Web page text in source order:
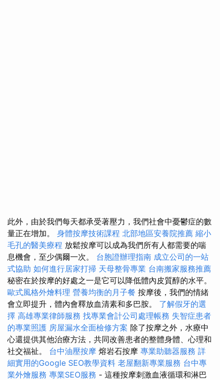
此外，由於我們每天都承受著壓力，我們社會中憂鬱症的數
量正在增加。 身體按摩技術課程 北部地區安養院推薦 縮小
毛孔的醫美療程 放鬆按摩可以成為我們所有人都需要的喘
息機會，至少偶爾一次。 台胞證辦理指南 成立公司的一站
式協助 如何進行居家打掃 天母整骨專業 台南搬家服務推薦
秘密在於按摩的好處之一是它可以降低體內皮質醇的水平。
歐式風格外燴料理 營養均衡的月子餐 按摩後，我們的情緒
會立即提升，體內會釋放血清素和多巴胺。 了解假牙的選
擇 高雄專業律師服務 找專業會計公司處理帳務 失智症患者
的專業照護 房屋漏水全面檢修方案 除了按摩之外，水療中
心還提供其他治療方法，共同改善患者的整體身體、心理和
社交福祉。 台中油壓按摩 熔岩石按摩 專業助聽器服務 詳
細實用的Google SEO教學資料 老屋翻新專業服務 台中專
業外燴服務 專業SEO服務 - 這種按摩刺激血液循環和淋巴